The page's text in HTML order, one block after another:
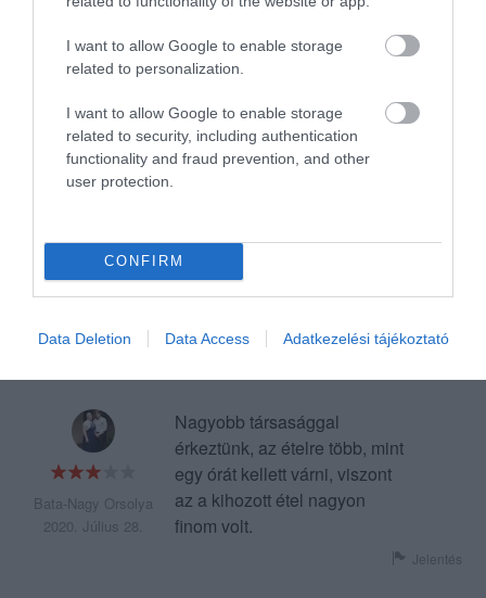
I want to allow Google to enable storage
related to personalization.
I want to allow Google to enable storage
related to security, including authentication
functionality and fraud prevention, and other
user protection.
CONFIRM
Data Deletion Data Access Adatkezelési tájékoztató
klasszikus ízeket, és jól
szeretne lakni a vacsorával! Mi
visszatérünk, ez biztos!
Héczei László
2020. Augusztus 18.
ízetlen volt, nem finom, a
poharak foltosak, a higénia
nem megfelelő.
Jelentés
Bata-Nagy Orsolya
2020. Július 28.
Nagyobb társasággal
érkeztünk, az ételre több, mint
egy órát kellett várni, viszont
az a kihozott étel nagyon
finom volt.
Jelentés